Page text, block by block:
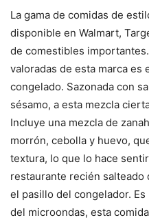
La gama de comidas de
disponible en Walmart,
de comestibles
valoradas de esta marca
congelado. Sazonada con
sésamo, a esta mezcla
Incluye una mezcla de
morrón, cebolla y huevo,
textura, lo que lo hace
restaurante recién salteado
el pasillo del congelador.
del microondas, esta